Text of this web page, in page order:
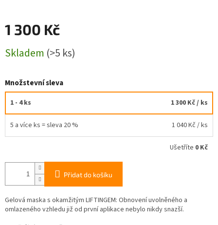
1 300 Kč
cena:
Skladem (>5 ks)
Množstevní sleva
1 - 4 ks 1 300 Kč/ ks
5 a více ks = sleva 20 % 1 040 Kč / ks
Ušetříte 0 Kč
Přidat do košíku
Gelová maska s okamžitým LIFTINGEM: Obnovení uvolněného a
omlazeného vzhledu již od první aplikace nebylo nikdy snazší.